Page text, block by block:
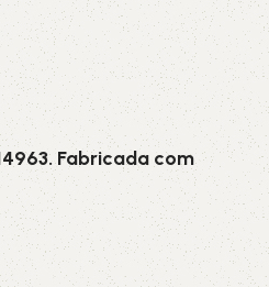
Fabricada com